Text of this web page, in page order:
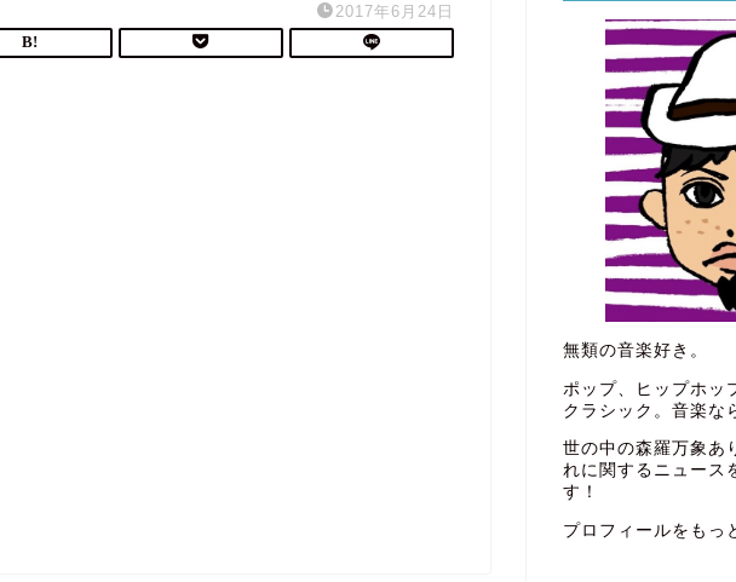
2017年6月24日
無類の音楽好き。
ポップ、ヒップホッ
クラシック。音楽な
世の中の森羅万象あ
れに関するニュース
す！
プロフィールをもっ